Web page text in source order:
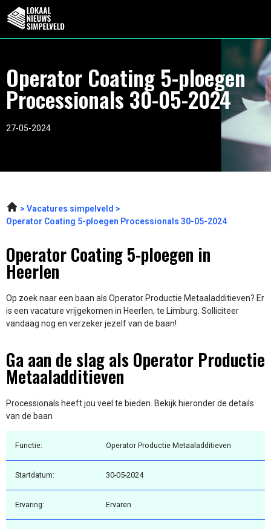
Operator Coating 5-ploegen
Processionals 30-05-2024
27-05-2024
Vacatures simpelveld
Operator Coating 5-ploegen Processionals 30-05-2024
Operator Coating 5-ploegen in
Heerlen
Op zoek naar een baan als Operator Productie Metaaladditieven? Er
is een vacature vrijgekomen in Heerlen, te Limburg. Solliciteer
vandaag nog en verzeker jezelf van de baan!
Ga aan de slag als Operator Productie
Metaaladditieven
Processionals heeft jou veel te bieden. Bekijk hieronder de details
van de baan
Functie: Operator Productie Metaaladditieven
Startdatum: 30-05-2024
Ervaring: Ervaren